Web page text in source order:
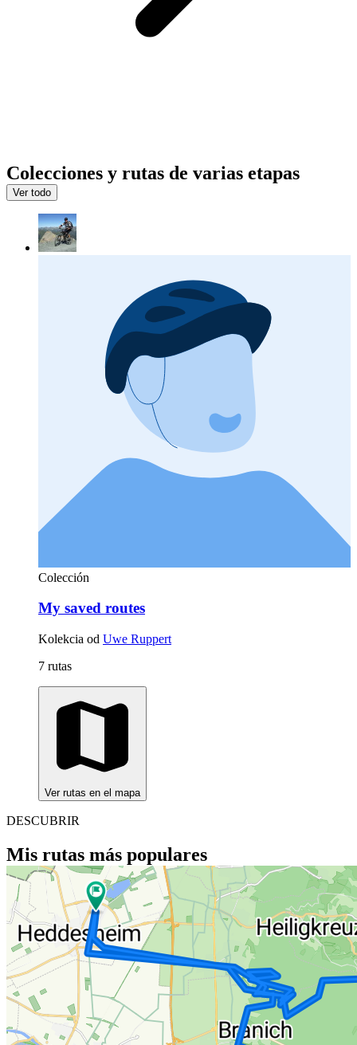
Colecciones y rutas de varias etapas
Ver todo
Colección
My saved routes
Kolekcia od Uwe Ruppert
7 rutas
Ver rutas en el mapa
DESCUBRIR
Mis rutas más populares